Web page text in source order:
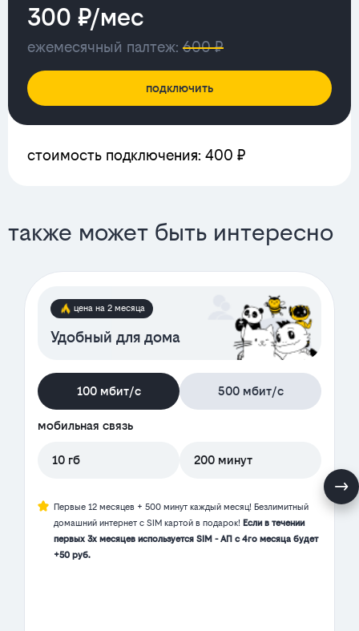
300 ₽/мес
ежемесячный палтеж: 600 ₽
подключить
стоимость подключения: 400 ₽
также может быть интересно
цена на 2 месяца
Удобный для дома
100 мбит/с 500 мбит/с
мобильная связь
10 гб 200 минут
Первые 12 месяцев + 500 минут каждый месяц! Безлимитный
домашний интернет с SIM картой в подарок! Если в течении
первых 3х месяцев используется SIM - АП с 4го месяца будет
+50 руб.